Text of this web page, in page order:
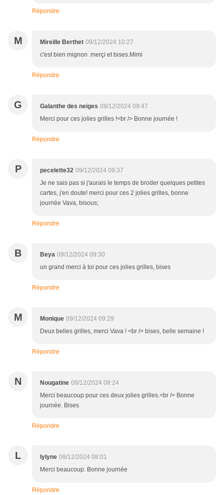
Répondre
M Mireille Berthet 09/12/2024 10:27
c'est bien mignon .merçi et bises.Mimi
Répondre
G Galanthe des neiges 09/12/2024 09:47
Merci pour ces jolies grilles !<br /> Bonne journée !
Répondre
P pecelette32 09/12/2024 09:37
Je ne sais pas si j'aurais le temps de broder quelques petites
cartes, j'en doute! merci pour ces 2 jolies grilles, bonne
journée Vava, bisous;
Répondre
B Beya 09/12/2024 09:30
un grand merci à toi pour ces jolies grilles, bises
Répondre
M Monique 09/12/2024 09:29
Deux belles grilles, merci Vava ! <br /> bises, belle semaine !
Répondre
N Nougatine 09/12/2024 08:24
Merci beaucoup pour ces deux jolies grilles.<br /> Bonne
journée. Bises
Répondre
L lylyne 09/12/2024 08:01
Merci beaucoup. Bonne journée
Répondre